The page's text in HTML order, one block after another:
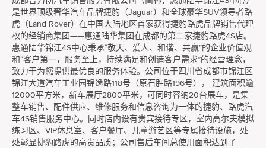
是世界顶级奢华汽车品牌捷豹（Jaguar）和全球豪华SUV领导者路
虎（Land Rover）在中国大陆地区首家获得捷豹路虎品牌销售代理
权的经销商集团——惠通陆华集团在成都的第二家捷豹路虎4S店。
惠通陆华锦江4S中心秉承“敬天、爱人、和谐、共赢”的企业价值观
和“客户第一，服务至上，持续满足和创造客户需求”的经营理念，
致力于为您提供最优良的服务体验。公司位于四川省成都市锦江区
锦江大道汽车工业园锦逸路118号（原石胜路196号）， 建筑面积逾
12000平方米，新车展厅2800平米，可同时容纳20台展车，是集
整车销售、配件供应、维修服务和信息咨询为一体的捷豹、路虎汽
车4S销售服务中心。同时店内设有贵宾接待专区，室内高尔夫模拟
练习区、VIP休息室、客户餐厅、儿童游艺区等专属接待设施，处
处彰显捷豹路虎的高贵品质；公司售后车间总使用面积达到了